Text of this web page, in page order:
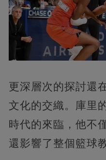
更深層次的探討還
文化的交織。庫里
時代的來臨，他不
還影響了整個籃球